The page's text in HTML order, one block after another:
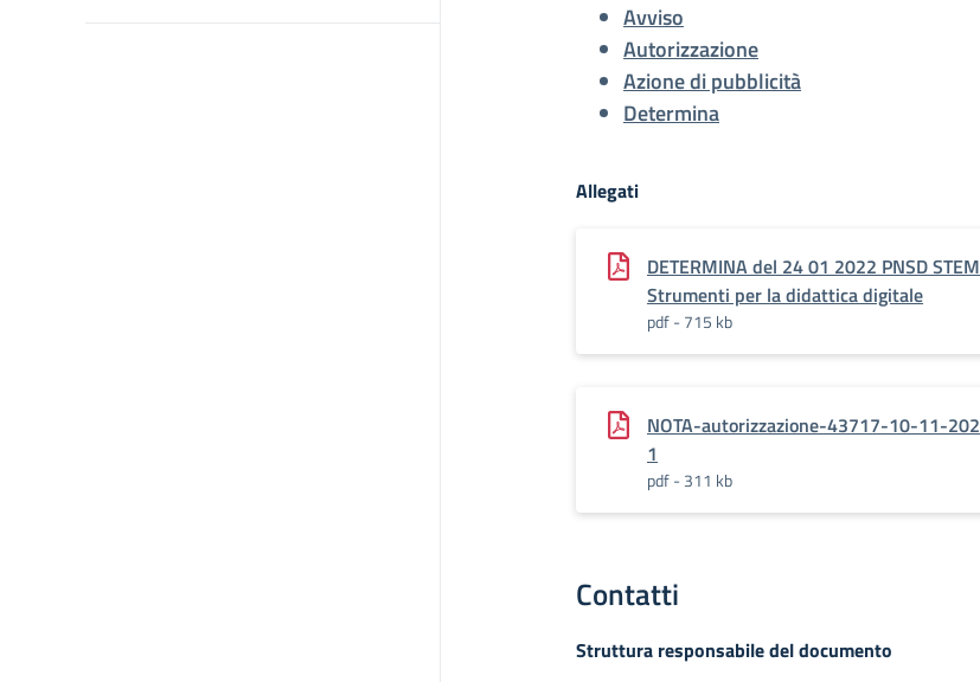
Avviso
Autorizzazione
Azione di pubblicità
Determina
Allegati
DETERMINA del 24 01 2022 PNSD STEM
Strumenti per la didattica digitale
pdf - 715 kb
NOTA-autorizzazione-43717-10-11-202
1
pdf - 311 kb
Contatti
Struttura responsabile del documento